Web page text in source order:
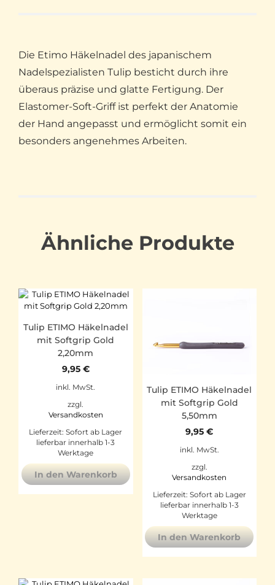
Die Etimo Häkelnadel des japanischem
Nadelspezialisten Tulip besticht durch ihre
überaus präzise und glatte Fertigung. Der
Elastomer-Soft-Griff ist perfekt der Anatomie
der Hand angepasst und ermöglicht somit ein
besonders angenehmes Arbeiten.
Ähnliche Produkte
Tulip ETIMO Häkelnadel
mit Softgrip Gold
2,20mm
9,95 €
inkl. MwSt.
zzgl.
Versandkosten
Lieferzeit:Sofort ab Lager
lieferbar innerhalb 1-3
Werktage
In den Warenkorb
Tulip ETIMO Häkelnadel
mit Softgrip Gold
5,50mm
9,95€
inkl. MwSt.
zzgl.
Versandkosten
Lieferzeit: Sofort ab Lager
lieferbar innerhalb 1-3
Werktage
In den Warenkorb